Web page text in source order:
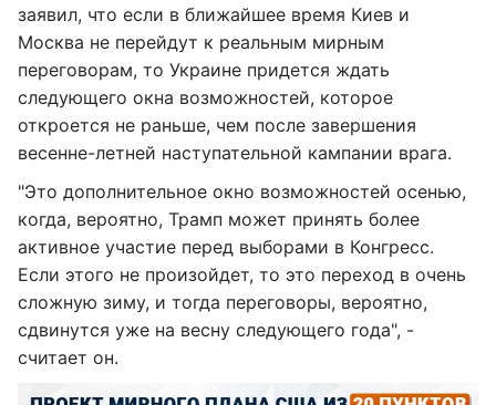
заявил, что если в ближайшее время Киев и
Москва не перейдут к реальным мирным
переговорам, то Украине придется ждать
следующего окна возможностей, которое
откроется не раньше, чем после завершения
весенне-летней наступательной кампании врага.
"Это дополнительное окно возможностей осенью,
когда, вероятно, Трамп может принять более
активное участие перед выборами в Конгресс.
Если этого не произойдет, то это переход в очень
сложную зиму, и тогда переговоры, вероятно,
сдвинутся уже на весну следующего года", -
считает он.